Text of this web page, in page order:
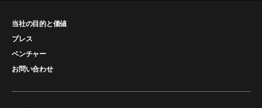
当社の目的と価値
プレス
ベンチャー
お問い合わせ